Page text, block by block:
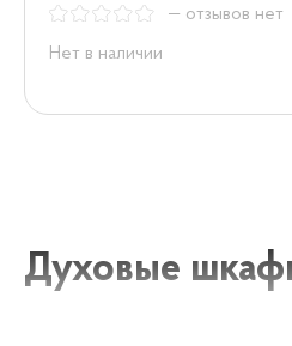
— отзывов нет
Нет в наличии
Духовые